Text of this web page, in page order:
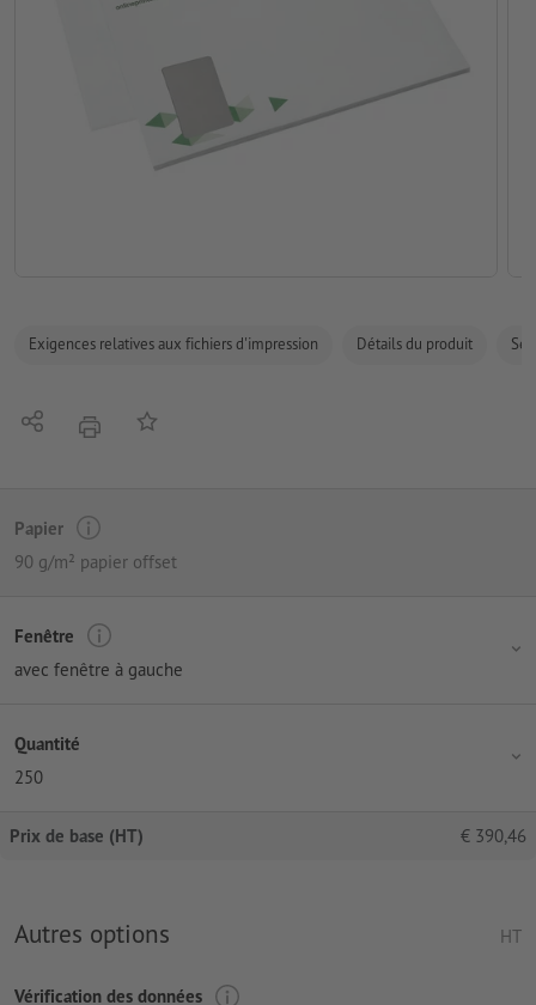
Exigences relatives aux fichiers d'impression Détails du produit
PartagerimprimerAjouter à liste d'article
Papier
90 g/m² papier offset
Fenêtre
avec fenêtre à gauche
Quantité
250
Prix de base (HT) € 390,46
Autres options HT
Vérification des données